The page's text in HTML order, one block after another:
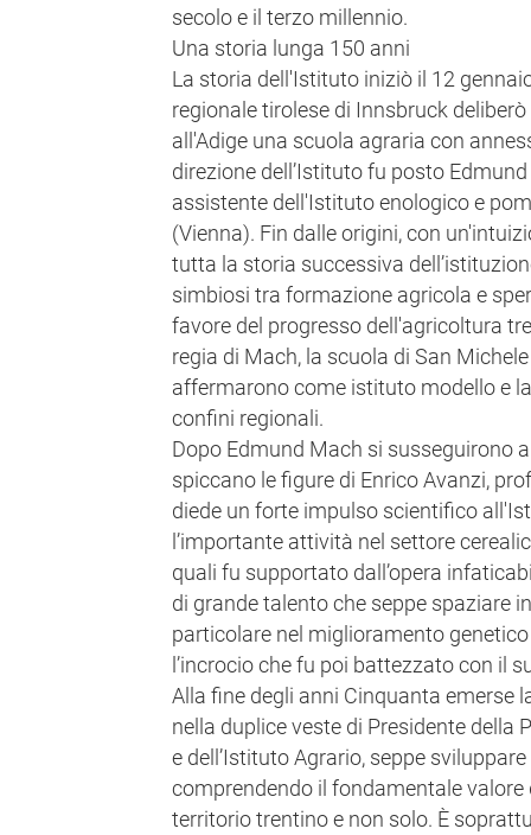
secolo e il terzo millennio.
Una storia lunga 150 anni
La storia dell'Istituto iniziò il 12
regionale tirolese di Innsbruck
all'Adige una scuola agraria con
direzione dell’Istituto fu posto
assistente dell'Istituto enologico e
(Vienna). Fin dalle origini, con
tutta la storia successiva
simbiosi tra formazione agricola e
favore del progresso dell'agricoltura
regia di Mach, la scuola di San
affermarono come istituto modello e
confini regionali.
Dopo Edmund Mach si susseguirono
spiccano le figure di Enrico Avanzi,
diede un forte impulso scientifico
l’importante attività nel settore
quali fu supportato dall’opera
di grande talento che seppe spaziare
particolare nel miglioramento
l’incrocio che fu poi battezzato con il
Alla fine degli anni Cinquanta emerse
nella duplice veste di Presidente della
e dell’Istituto Agrario, seppe
comprendendo il fondamentale valore
territorio trentino e non solo. È